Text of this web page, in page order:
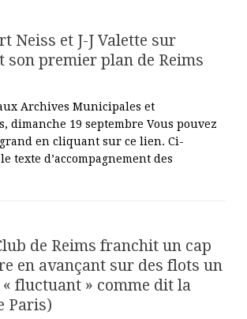
Neiss et J-J Valette sur
son premier plan de Reims
aux Archives Municipales et
dimanche 19 septembre Vous pouvez
en cliquant sur ce lien. Ci-
texte d’accompagnement des
de Reims franchit un cap
en avançant sur des flots un
fluctuant » comme dit la
Paris)